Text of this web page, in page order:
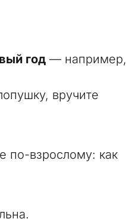
год — например,
вручите
по-взрослому: как